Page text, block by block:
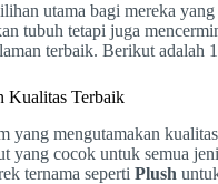
utama bagi mereka
tubuh tetapi juga
terbaik. Berikut
Kualitas Terbaik
yang mengutamakan
yang cocok untuk semua
ternama seperti Plush